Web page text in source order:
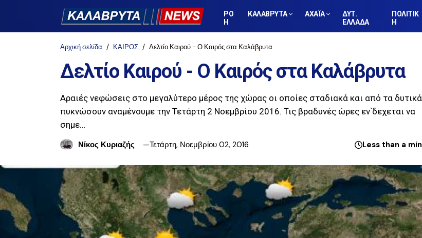
ΡΟ
Η
ΚΑΛΑΒΡΥΤΑ ΑΧΑΪΑ
ΔΥΤ.
ΕΛΛΑΔΑ
ΠΟΛΙΤΙΚ
Η
Αρχική σελίδα ΚΑΙΡΟΣ Δελτίο Καιρού - Ο Καιρός στα Καλάβρυτα
Δελτίο Καιρού - Ο Καιρός στα Καλάβρυτα
Αραιές νεφώσεις στο μεγαλύτερο μέρος της χώρας οι οποίες σταδιακά και από τα
πυκνώσουν αναμένουμε την Τετάρτη 2 Νοεμβρίου 2016. Τις βραδυνές ώρες εν΄δεχεται να
σημε…
Νίκος Κυριαζής
Τετάρτη, Νοεμβρίου 02, 2016 Less than a